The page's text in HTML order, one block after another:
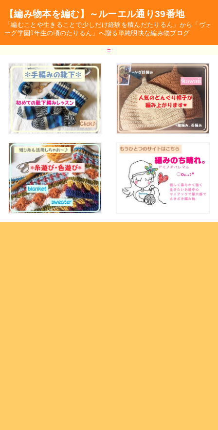
【編み物本を編む】～ルーエル通り39番地
「編むことや生きることで少しだけ経験を積んだたりるん」から「ヴォ
ーグ学園1年生の頃のたりるん」へ贈る単純明快な編み物ブログ
=